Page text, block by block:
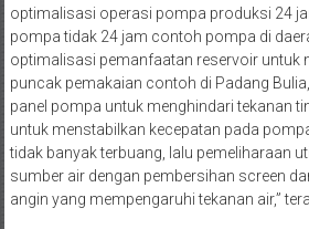
optimalisasi operasi pompa produksi 24
pompa tidak 24 jam contoh pompa di
optimalisasi pemanfaatan reservoir untuk
puncak pemakaian contoh di Padang
panel pompa untuk menghindari tekanan
untuk menstabilkan kecepatan pada
tidak banyak terbuang, lalu pemeliharaan
sumber air dengan pembersihan screen
angin yang mempengaruhi tekanan air,”